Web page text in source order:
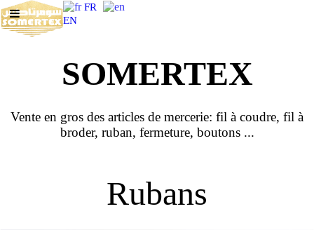
FR
EN
SOMERTEX
Vente en gros des articles de mercerie: fil à coudre, fil à
broder, ruban, fermeture, boutons ...
Rubans